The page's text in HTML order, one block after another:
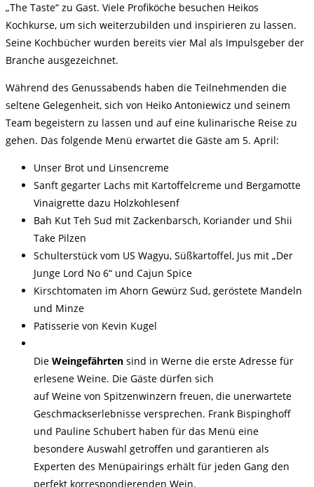
„The Taste“ zu Gast. Viele Profiköche besuchen Heikos
Kochkurse, um sich weiterzubilden und inspirieren zu lassen.
Seine Kochbücher wurden bereits vier Mal als Impulsgeber der
Branche ausgezeichnet.
Während des Genussabends haben die Teilnehmenden die
seltene Gelegenheit, sich von Heiko Antoniewicz und seinem
Team begeistern zu lassen und auf eine kulinarische Reise zu
gehen. Das folgende Menü erwartet die Gäste am 5. April:
Unser Brot und Linsencreme
Sanft gegarter Lachs mit Kartoffelcreme und Bergamotte
Vinaigrette dazu Holzkohlesenf
Bah Kut Teh Sud mit Zackenbarsch, Koriander und Shii
Take Pilzen
Schulterstück vom US Wagyu, Süßkartoffel, Jus mit „Der
Junge Lord No 6“ und Cajun Spice
Kirschtomaten im Ahorn Gewürz Sud, geröstete Mandeln
und Minze
Patisserie von Kevin Kugel
Die Weingefährten sind in Werne die erste Adresse für
erlesene Weine. Die Gäste dürfen sich
auf Weine von Spitzenwinzern freuen, die unerwartete
Geschmackserlebnisse versprechen. Frank Bispinghoff
und Pauline Schubert haben für das Menü eine
besondere Auswahl getroffen und garantieren als
Experten des Menüpairings erhält für jeden Gang den
perfekt korrespondierenden Wein.